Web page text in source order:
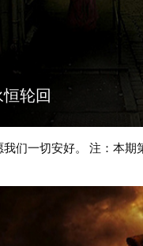
轮回
们一切安好。 注：本期